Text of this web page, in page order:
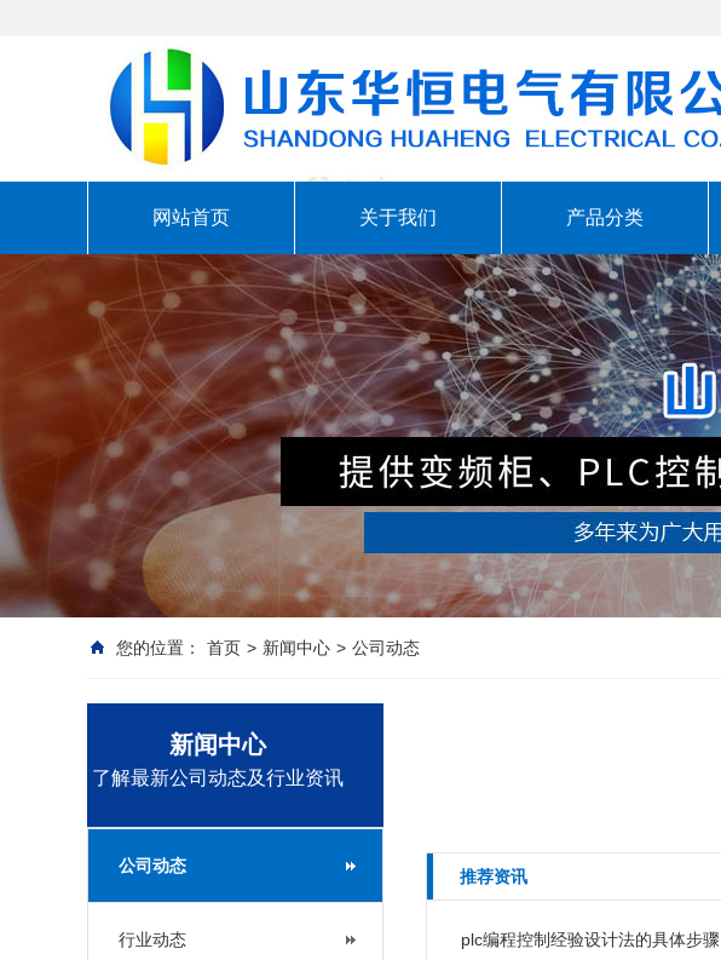
网站首页 关于我们 产品分类
您的位置： 首页 > 新闻中心 > 公司动态
新闻中心
了解最新公司动态及行业资讯
公司动态
行业动态
推荐资讯
plc编程控制经验设计法的具体步骤